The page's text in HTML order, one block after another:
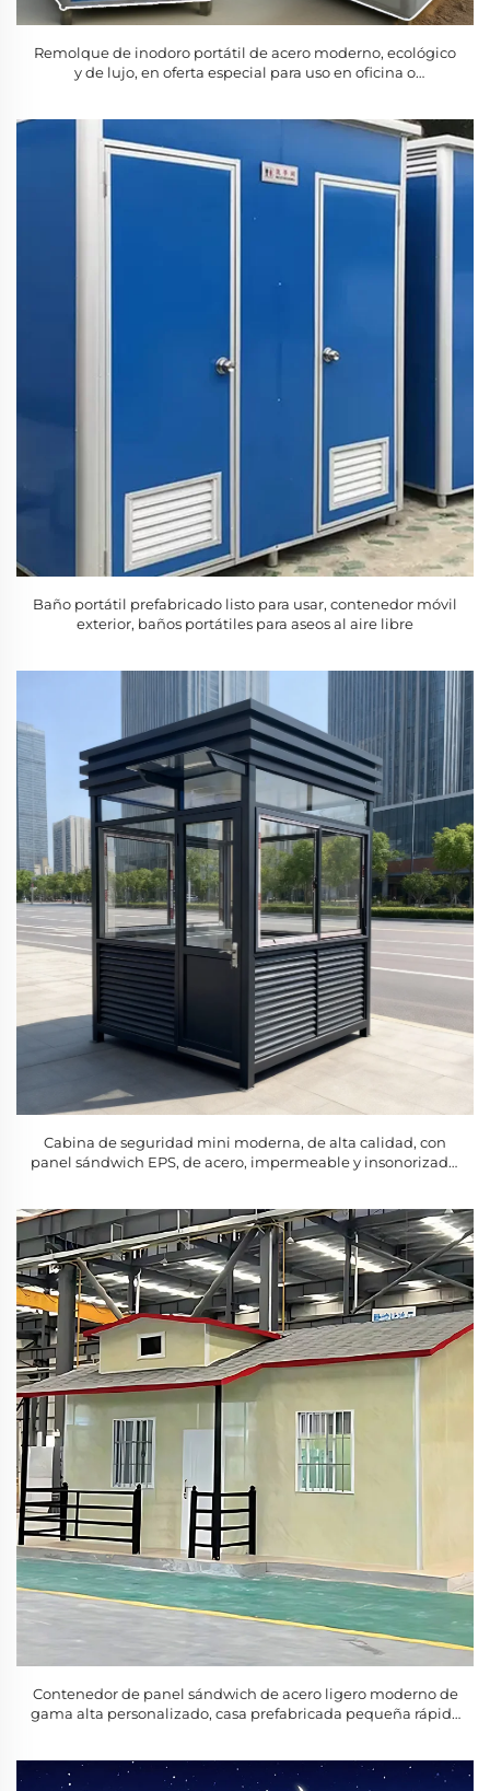
Remolque de inodoro portátil de acero moderno, ecológico
y de lujo, en oferta especial para uso en oficina o
Baño portátil prefabricado listo para usar, contenedor móvil
exterior, baños portátiles para aseos al aire libre
Cabina de seguridad mini moderna, de alta calidad, con
panel sándwich EPS, de acero, impermeable y insonorizada,
Contenedor de panel sándwich de acero ligero moderno de
gama alta personalizado, casa prefabricada pequeña rápida